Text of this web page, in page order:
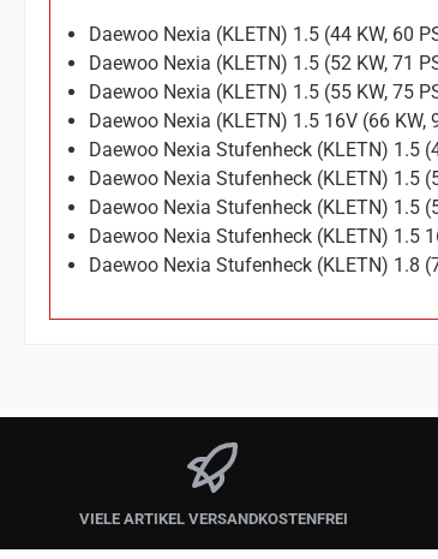
Daewoo Nexia (KLETN) 1.5 (44 KW, 60
Daewoo Nexia (KLETN) 1.5 (52 KW, 71
Daewoo Nexia (KLETN) 1.5 (55 KW, 75
Daewoo Nexia (KLETN) 1.5 16V (66
Daewoo Nexia Stufenheck (KLETN) 1.5
Daewoo Nexia Stufenheck (KLETN) 1.5
Daewoo Nexia Stufenheck (KLETN) 1.5
Daewoo Nexia Stufenheck (KLETN) 1.5
Daewoo Nexia Stufenheck (KLETN) 1.8
VIELE ARTIKEL VERSANDKOSTENFREI